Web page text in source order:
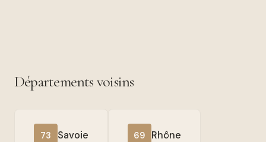
Départements voisins
73 Savoie 69 Rhône